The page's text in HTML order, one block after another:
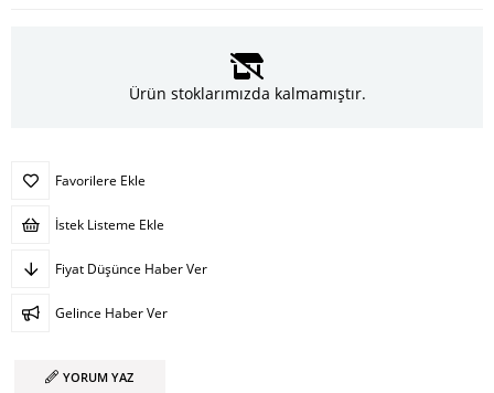
Ürün stoklarımızda kalmamıştır.
Favorilere Ekle
İstek Listeme Ekle
Fiyat Düşünce Haber Ver
Gelince Haber Ver
YORUM YAZ